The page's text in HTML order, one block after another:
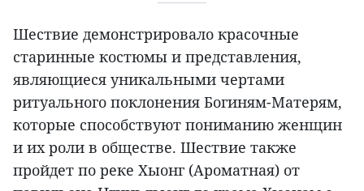
Шествие демонстрировало красочные
старинные костюмы и представления,
являющиеся уникальными чертами
ритуального поклонения Богиням-Матерям,
которые способствуют пониманию женщин
и их роли в обществе. Шествие также
пройдет по реке Хыонг (Ароматная) от